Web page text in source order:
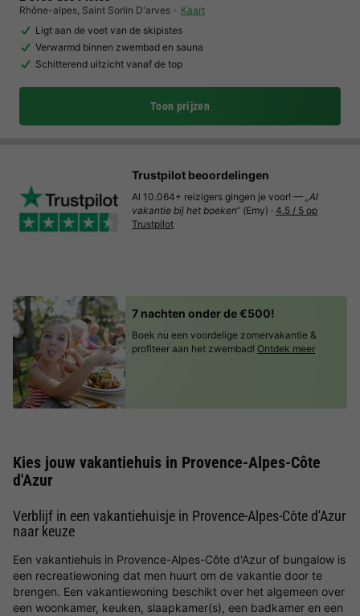
Rhône-alpes, Saint Sorlin D'arves
Kaart
Ligt aan de voet van de skipistes
Verwarmd binnen zwembad en sauna
Schitterend uitzicht vanaf de top
Toon prijzen
Trustpilot beoordelingen
Al 10.064+ reizigers gingen je voor! — „Al
vakantie bij het boeken“ (Emy) · 4.5 / 5 op
Trustpilot
7 nachten onder de €500!
Boek nu een voordelige zomervakantie &
profiteer aan het zwembad! Ontdek meer
Kies jouw vakantiehuis in Provence-Alpes-Côte
d'Azur
Verblijf in een vakantiehuisje in Provence-Alpes-Côte d'Azur
naar keuze
Een vakantiehuis in Provence-Alpes-Côte d'Azur of bungalow is
een recreatiewoning dat men huurt om de vakantie door te
brengen. Een vakantiewoning beschikt over het algemeen over
een woonkamer, keuken, slaapkamer(s), een badkamer en een